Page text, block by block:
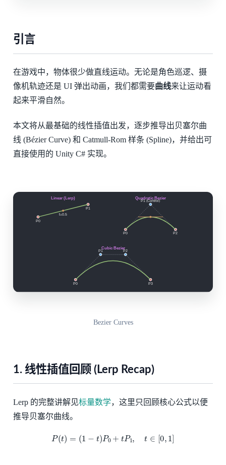
引言
在游戏中，物体很少做直线运动。无论是角色巡逻、摄
像机轨迹还是 UI 弹出动画，我们都需要曲线来让运动看
起来平滑自然。
本文将从最基础的线性插值出发，逐步推导出贝塞尔曲
线 (Bézier Curve) 和 Catmull-Rom 样条 (Spline)，并给出可
直接使用的 Unity C# 实现。
Bezier Curves
1. 线性插值回顾 (Lerp Recap)
Lerp 的完整讲解见标量数学，这里只回顾核心公式以便
推导贝塞尔曲线。
)= −t) P0 + P 1, 0 ,1 ]